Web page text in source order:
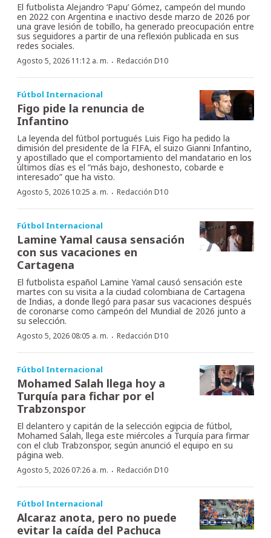
El futbolista Alejandro ‘Papu’ Gómez, campeón del mundo
en 2022 con Argentina e inactivo desde marzo de 2026 por
una grave lesión de tobillo, ha generado preocupación entre
sus seguidores a partir de una reflexión publicada en sus
redes sociales.
Agosto 5, 2026 11:12 a. m. · Redacción D10
Fútbol Internacional
Figo pide la renuncia de
Infantino
La leyenda del fútbol portugués Luis Figo ha pedido la
dimisión del presidente de la FIFA, el suizo Gianni Infantino,
y apostillado que el comportamiento del mandatario en los
últimos días es el “más bajo, deshonesto, cobarde e
interesado” que ha visto.
Agosto 5, 2026 10:25 a. m. · Redacción D10
Fútbol Internacional
Lamine Yamal causa sensación
con sus vacaciones en
Cartagena
El futbolista español Lamine Yamal causó sensación este
martes con su visita a la ciudad colombiana de Cartagena
de Indias, a donde llegó para pasar sus vacaciones después
de coronarse como campeón del Mundial de 2026 junto a
su selección.
Agosto 5, 2026 08:05 a. m. · Redacción D10
Fútbol Internacional
Mohamed Salah llega hoy a
Turquía para fichar por el
Trabzonspor
El delantero y capitán de la selección egipcia de fútbol,
Mohamed Salah, llega este miércoles a Turquía para firmar
con el club Trabzonspor, según anunció el equipo en su
página web.
Agosto 5, 2026 07:26 a. m. · Redacción D10
Fútbol Internacional
Alcaraz anota, pero no puede
evitar la caída del Pachuca